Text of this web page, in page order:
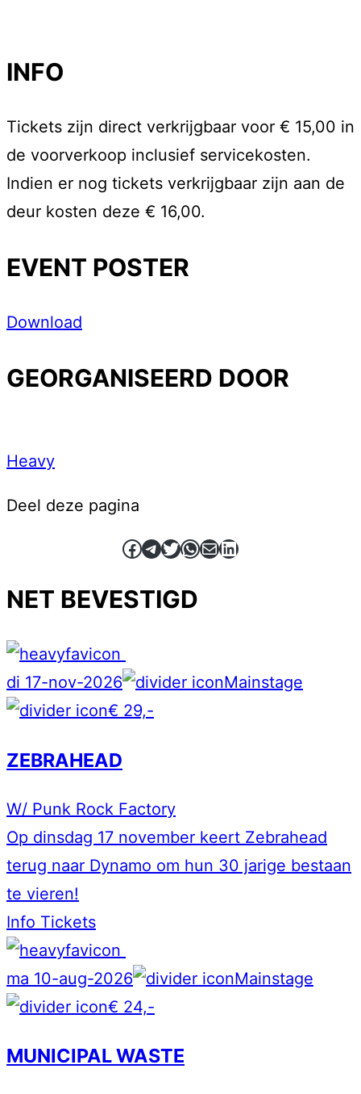
INFO
Tickets zijn direct verkrijgbaar voor € 15,00 in
de voorverkoop inclusief servicekosten.
Indien er nog tickets verkrijgbaar zijn aan de
deur kosten deze € 16,00.
EVENT POSTER
Download
GEORGANISEERD DOOR
Heavy
Deel deze pagina
Facebook
Telegram
Twitter
WhatsApp
E-mailLinkedIn
NET BEVESTIGD
di 17-nov-2026
Mainstage
€ 29,-
ZEBRAHEAD
W/ Punk Rock Factory
Op dinsdag 17 november keert Zebrahead
terug naar Dynamo om hun 30 jarige bestaan
te vieren!
Info Tickets
ma 10-aug-2026
Mainstage
€ 24,-
MUNICIPAL WASTE